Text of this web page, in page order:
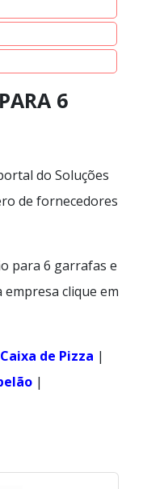
6
do Soluções
de fornecedores
para 6 garrafas e
clique em
Caixa de Pizza |
|